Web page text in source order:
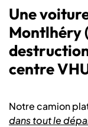
Une
Montlhéry
centre
Notre camion
dans tout le